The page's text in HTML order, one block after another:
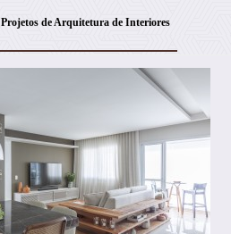
Projetos de Arquitetura de Interiores